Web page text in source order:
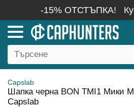
-15% ОТСТЪПКА!
Capslab
Шапка черна BON TMI1 Мики
Capslab